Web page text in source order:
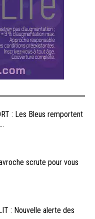
: Les Bleus remportent
scrute pour vous
: Nouvelle alerte des